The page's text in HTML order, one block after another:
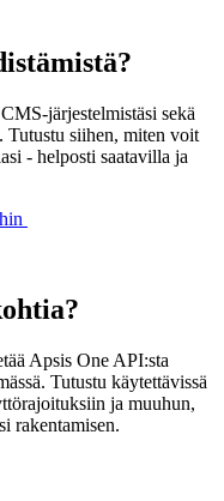
järjestelmistäsi sekä
Tutustu siihen, miten voit
- helposti saatavilla ja
Apsis One API:sta
Tutustu käytettävissä
ja muuhun,
rakentamisen.